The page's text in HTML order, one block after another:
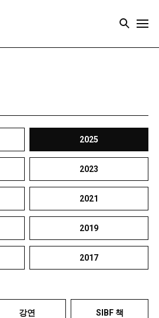
2025
2023
2021
2019
2017
강연 SIBF 책